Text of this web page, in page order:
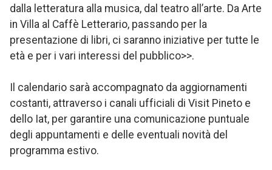
dalla letteratura alla musica, dal teatro all’arte. Da Arte
in Villa al Caffè Letterario, passando per la
presentazione di libri, ci saranno iniziative per tutte le
età e per i vari interessi del pubblico>>.
Il calendario sarà accompagnato da aggiornamenti
costanti, attraverso i canali ufficiali di Visit Pineto e
dello Iat, per garantire una comunicazione puntuale
degli appuntamenti e delle eventuali novità del
programma estivo.